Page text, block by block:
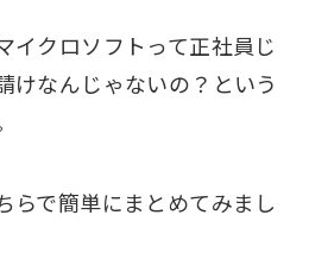
イクロソフトって正社員じ
けなんじゃないの？という
らで簡単にまとめてみまし